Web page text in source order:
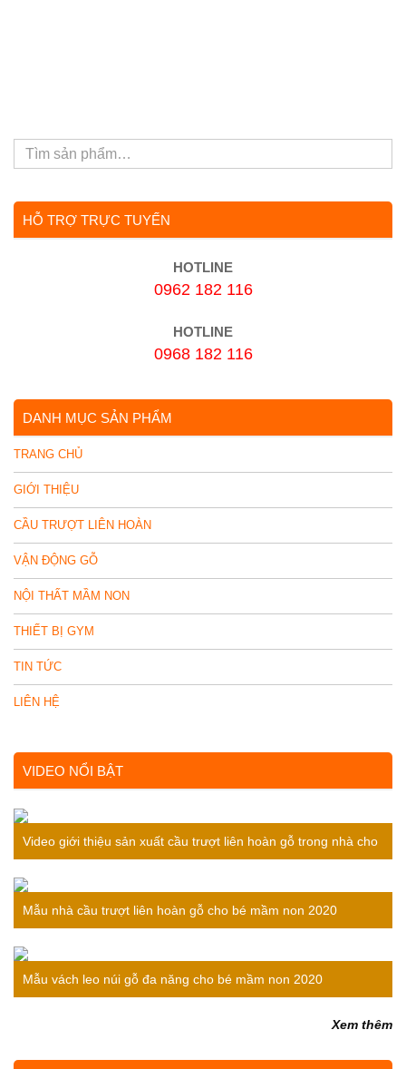
HỖ TRỢ TRỰC TUYẾN
HOTLINE
0962 182 116
HOTLINE
0968 182 116
DANH MỤC SẢN PHẨM
TRANG CHỦ
GIỚI THIỆU
CẦU TRƯỢT LIÊN HOÀN
VẬN ĐỘNG GỖ
NỘI THẤT MẦM NON
THIẾT BỊ GYM
TIN TỨC
LIÊN HỆ
VIDEO NỔI BẬT
Video giới thiệu sản xuất cầu trượt liên hoàn gỗ trong nhà cho
bé
Mẫu nhà cầu trượt liên hoàn gỗ cho bé mầm non 2020
Mẫu vách leo núi gỗ đa năng cho bé mầm non 2020
Xem thêm